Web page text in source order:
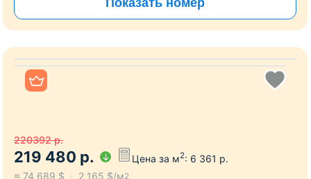
Все фото
220392 р.
219 480 р. Цена за м2: 6 361 р.
≈ 74 689 $ 2 165 $/м2